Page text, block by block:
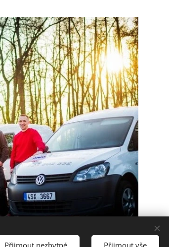
Přijmout nezbytné Přijmout vše